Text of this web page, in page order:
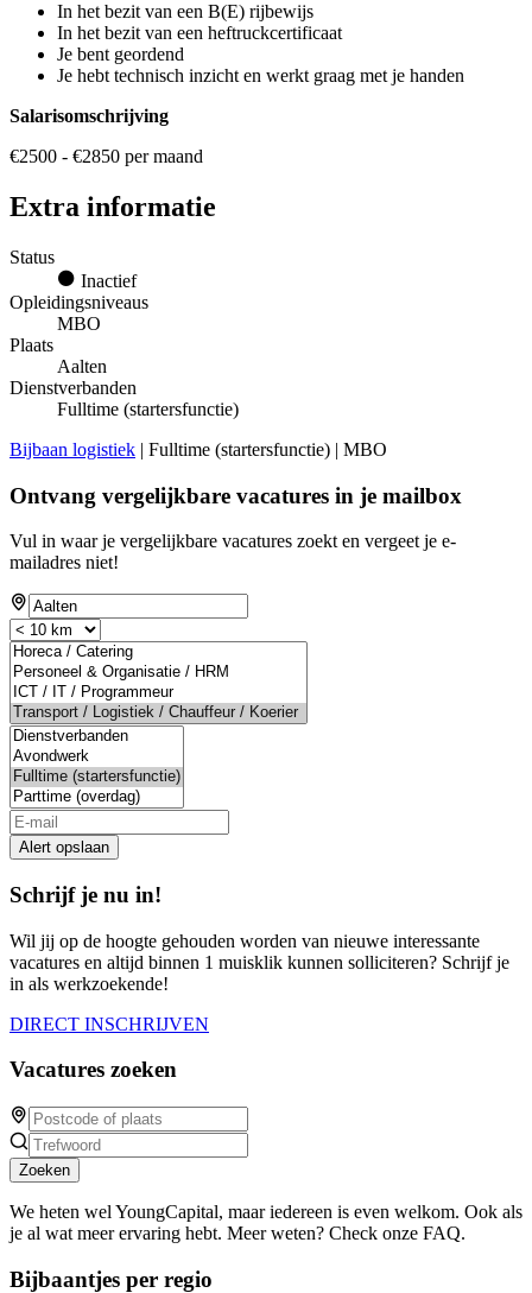
In het bezit van een B(E) rijbewijs
In het bezit van een heftruckcertificaat
Je bent geordend
Je hebt technisch inzicht en werkt graag met je handen
Salarisomschrijving
€2500 - €2850 per maand
Extra informatie
Status
Inactief
Opleidingsniveaus
MBO
Plaats
Aalten
Dienstverbanden
Fulltime (startersfunctie)
Bijbaan logistiek | Fulltime (startersfunctie) | MBO
Ontvang vergelijkbare vacatures in je mailbox
Vul in waar je vergelijkbare vacatures zoekt en vergeet je e-
mailadres niet!
Alert opslaan
Schrijf je nu in!
Wil jij op de hoogte gehouden worden van nieuwe interessante
vacatures en altijd binnen 1 muisklik kunnen solliciteren? Schrijf je
in als werkzoekende!
DIRECT INSCHRIJVEN
Vacatures zoeken
Zoeken
We heten wel YoungCapital, maar iedereen is even welkom. Ook als
je al wat meer ervaring hebt. Meer weten? Check onze FAQ.
Bijbaantjes per regio